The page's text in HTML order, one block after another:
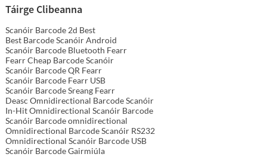
Táirge Clibeanna
Scanóir Barcode 2d Best
Best Barcode Scanóir Android
Scanóir Barcode Bluetooth Fearr
Fearr Cheap Barcode Scanóir
Scanóir Barcode QR Fearr
Scanóir Barcode Fearr USB
Scanóir Barcode Sreang Fearr
Deasc Omnidirectional Barcode Scanóir
In-Hit Omnidirectional Scanóir Barcode
Scanóir Barcode omnidirectional
Omnidirectional Barcode Scanóir RS232
Omnidirectional Scanóir Barcode USB
Scanóir Barcode Gairmiúla